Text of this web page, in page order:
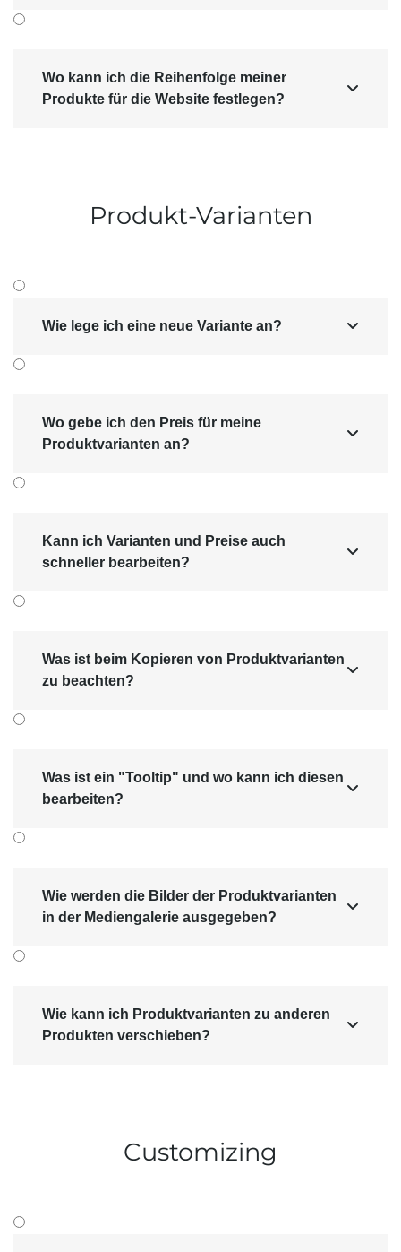
Wo kann ich die Reihenfolge meiner
Produkte für die Website festlegen?

Produkt-Varianten
Wie lege ich eine neue Variante an? 
Wo gebe ich den Preis für meine
Produktvarianten an?

Kann ich Varianten und Preise auch
schneller bearbeiten?

Was ist beim Kopieren von Produktvarianten
zu beachten?

Was ist ein "Tooltip" und wo kann ich diesen
bearbeiten?

Wie werden die Bilder der Produktvarianten
in der Mediengalerie ausgegeben?

Wie kann ich Produktvarianten zu anderen
Produkten verschieben?

Customizing